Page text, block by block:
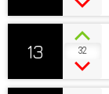
13 32